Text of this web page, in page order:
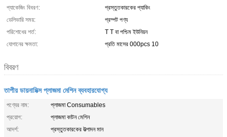
প্যাকেজিং বিবরণ:
প্রস্তুতকারকের প্যাকিং
ডেলিভারি সময়:
প্রম্পট পণ্য
পরিশোধের শর্ত:
T T বা পশ্চিম ইউনিয়ন
যোগানের ক্ষমতা:
প্রতি মাসের 000pcs 10
বিবরণ
তাপীয় ডায়নামিক্স প্লাজমা মেশিন ব্যবহারযোগ্য
পণ্যের নাম:
প্লাজমা Consumables
প্রয়োগ:
প্লাজমা কাটন মেশিন
আদর্শ:
প্রস্তুতকারকের উত্পাদন মান